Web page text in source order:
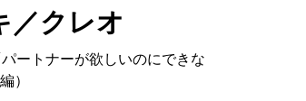
／クレオ
ートナーが欲しいのにできな
）